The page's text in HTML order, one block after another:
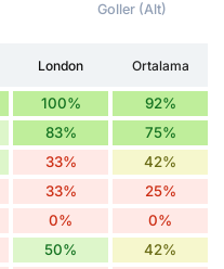
Goller (Alt)
London Ortalama
100% 92%
83% 75%
33% 42%
33% 25%
0% 0%
50% 42%